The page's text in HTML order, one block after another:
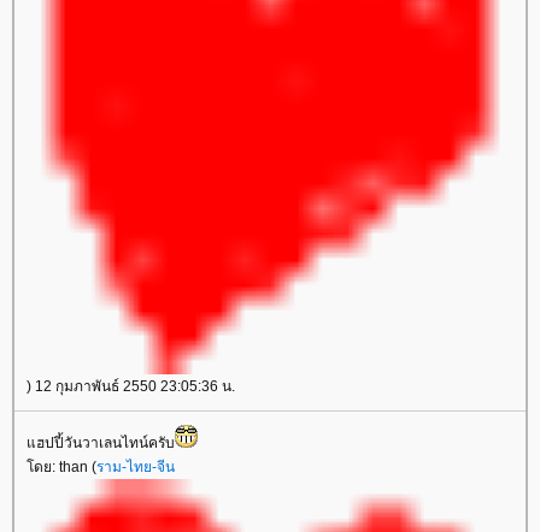
) 12 กุมภาพันธ์ 2550 23:05:36 น.
ฮปปี้วันวาเลนไทน์ครับ
ดย: than (ราม-ไทย-จีน